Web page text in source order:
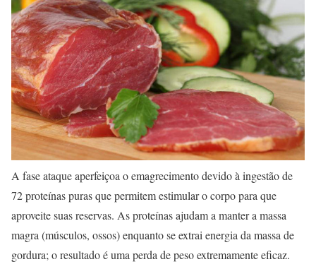
A fase ataque aperfeiçoa o emagrecimento devido à ingestão de
72 proteínas puras que permitem estimular o corpo para que
aproveite suas reservas. As proteínas ajudam a manter a massa
magra (músculos, ossos) enquanto se extrai energia da massa de
gordura; o resultado é uma perda de peso extremamente eficaz.